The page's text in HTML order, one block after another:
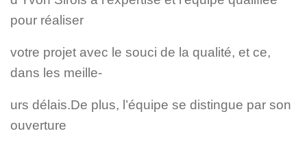
pour réaliser
votre projet avec le souci de la qualité, et ce,
dans les meille-
urs délais.De plus, l’équipe se distingue par son
ouverture